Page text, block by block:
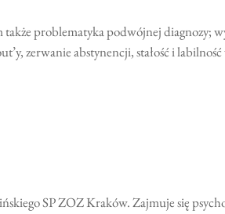
problematyka podwójnej diagnozy;
zerwanie abstynencji, stałość i
SP ZOZ Kraków. Zajmuje się